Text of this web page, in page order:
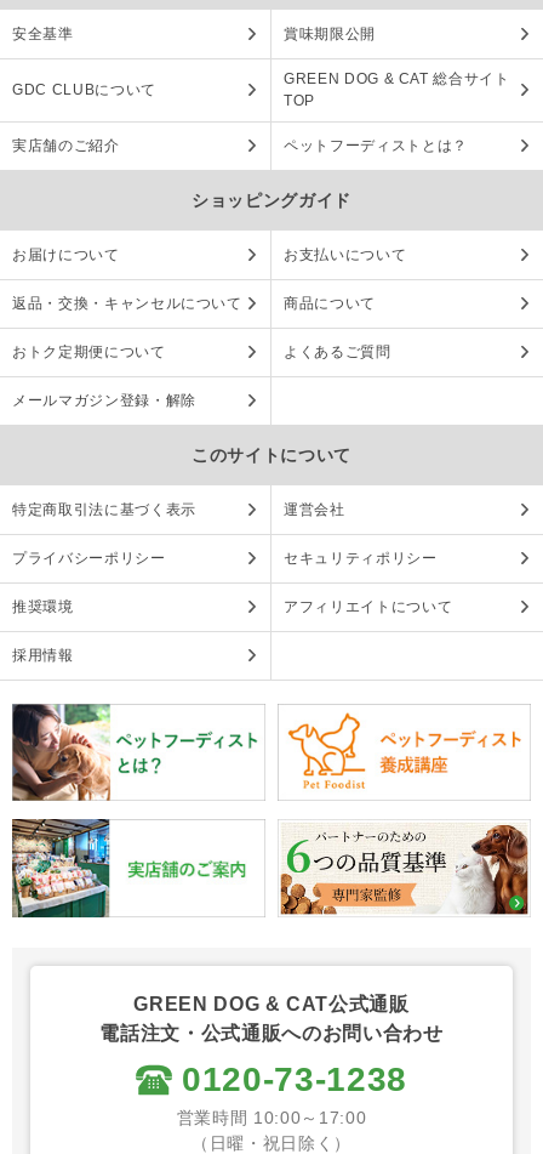
安全基準 賞味期限公開
GDC CLUBについて
GREEN DOG & CAT 総合サイト
TOP
実店舗のご紹介 ペットフーディストとは？
ショッピングガイド
お届けについて お支払いについて
返品・交換・キャンセルについて 商品について
おトク定期便について よくあるご質問
メールマガジン登録・解除
このサイトについて
特定商取引法に基づく表示 運営会社
プライバシーポリシー セキュリティポリシー
推奨環境 アフィリエイトについて
採用情報
GREEN DOG & CAT公式通販
電話注文・公式通販へのお問い合わせ
0120-73-1238
営業時間 10:00～17:00
（日曜・祝日除く）